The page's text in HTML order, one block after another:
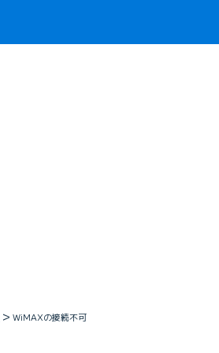
WiMAXの接続不可